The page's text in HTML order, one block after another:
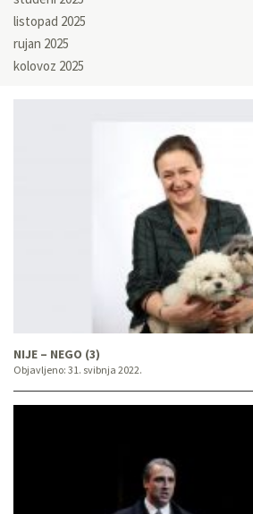
listopad 2025
rujan 2025
kolovoz 2025
NIJE – NEGO (3)
Objavljeno: 31. svibnja 2022.